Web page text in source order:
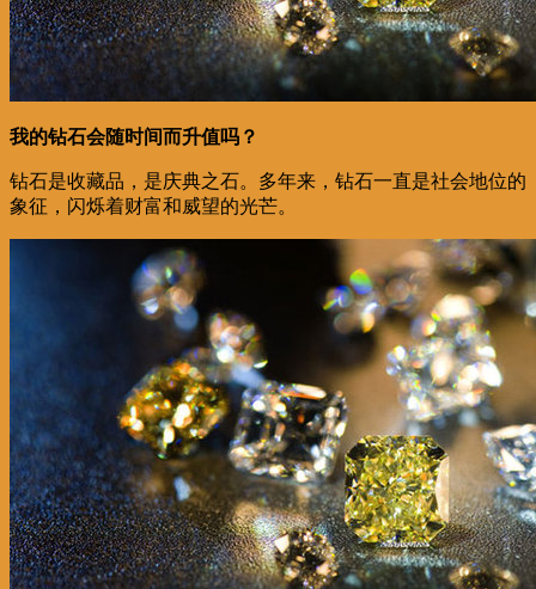
我的钻石会随时间而升值吗？
钻石是收藏品，是庆典之石。多年来，钻石一直是社会地位的
象征，闪烁着财富和威望的光芒。